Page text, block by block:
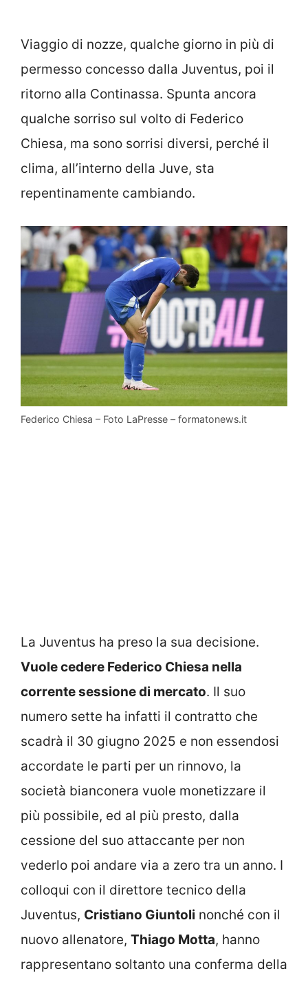
Viaggio di nozze, qualche giorno in più di
permesso concesso dalla Juventus, poi il
ritorno alla Continassa. Spunta ancora
qualche sorriso sul volto di Federico
Chiesa, ma sono sorrisi diversi, perché il
clima, all’interno della Juve, sta
repentinamente cambiando.
Federico Chiesa – Foto LaPresse – formatonews.it
La Juventus ha preso la sua decisione.
Vuole cedere Federico Chiesa nella
corrente sessione di mercato. Il suo
numero sette ha infatti il contratto che
scadrà il 30 giugno 2025 e non essendosi
accordate le parti per un rinnovo, la
società bianconera vuole monetizzare il
più possibile, ed al più presto, dalla
cessione del suo attaccante per non
vederlo poi andare via a zero tra un anno. I
colloqui con il direttore tecnico della
Juventus, Cristiano Giuntoli nonché con il
nuovo allenatore, Thiago Motta, hanno
rappresentano soltanto una conferma della